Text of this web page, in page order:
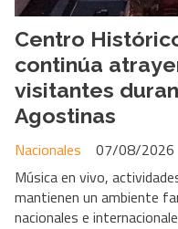
Centro
continúa
visitantes
Agostinas
Nacionales
07/08/2026
Música en vivo,
mantienen un ambiente
nacionales e